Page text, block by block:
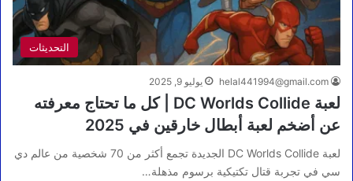
التحديثات
helal441994@gmail.com يوليو 9, 2025
لعبة DC Worlds Collide | كل ما تحتاج معرفته
عن أضخم لعبة أبطال خارقين في 2025
لعبة DC Worlds Collide الجديدة تجمع أكثر من 70 شخصية من عالم دي
سي في تجربة قتال تكتيكية برسوم مذهلة…